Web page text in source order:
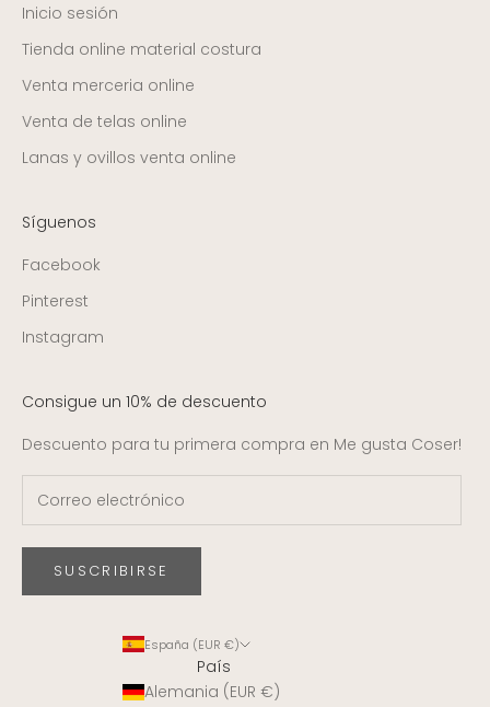
Inicio sesión
Tienda online material costura
Venta merceria online
Venta de telas online
Lanas y ovillos venta online
Síguenos
Facebook
Pinterest
Instagram
Consigue un 10% de descuento
Descuento para tu primera compra en Me gusta Coser!
SUSCRIBIRSE
España (EUR €)
País
Alemania (EUR €)